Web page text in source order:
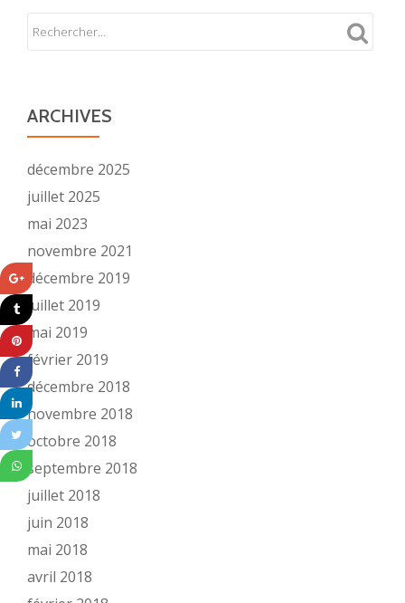
ARCHIVES
décembre 2025
juillet 2025
mai 2023
novembre 2021
décembre 2019
juillet 2019
mai 2019
février 2019
décembre 2018
novembre 2018
octobre 2018
septembre 2018
juillet 2018
juin 2018
mai 2018
avril 2018